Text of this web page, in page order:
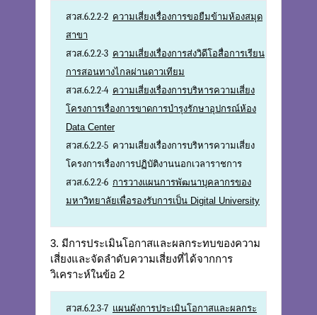
สวส.6.2.2-2 ความเสี่ยงเรื่องการขอยืมข้ามห้องสมุด
สาขา
สวส.6.2.2-3 ความเสี่ยงเรื่องการส่งวิดีโอสื่อการเรียน
การสอนทางไกลผ่านดาวเทียม
สวส.6.2.2-4 ความเสี่ยงเรื่องการบริหารความเสี่ยง
โครงการเรื่องการขาดการบำรุงรักษาอุปกรณ์ห้อง
Data Center
สวส.6.2.2-5 ความเสี่ยงเรื่องการบริหารความเสี่ยง
โครงการเรื่องการปฏิบัติงานนอกเวลาราชการ
สวส.6.2.2-6 การวางแผนการพัฒนาบุคลากรของ
มหาวิทยาลัยเพื่อรองรับการเป็น Digital University
3. มีการประเมินโอกาสและผลกระทบของความ
เสี่ยงและจัดลำดับความเสี่ยงที่ได้จากการ
วิเคราะห์ในข้อ 2
สวส.6.2.3-7 แผนผังการประเมินโอกาสและผลกระ